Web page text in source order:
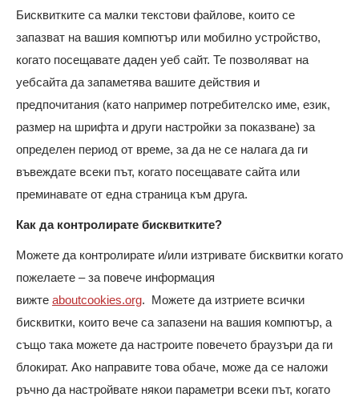
Бисквитките са малки текстови файлове, които се
запазват на вашия компютър или мобилно устройство,
когато посещавате даден уеб сайт. Те позволяват на
уебсайта да запаметява вашите действия и
предпочитания (като например потребителско име, език,
размер на шрифта и други настройки за показване) за
определен период от време, за да не се налага да ги
въвеждате всеки път, когато посещавате сайта или
преминавате от една страница към друга.
Как да контролирате бисквитките?
Можете да контролирате и/или изтривате бисквитки когато
пожелаете – за повече информация
вижте aboutcookies.org. Можете да изтриете всички
бисквитки, които вече са запазени на вашия компютър, а
също така можете да настроите повечето браузъри да ги
блокират. Ако направите това обаче, може да се наложи
ръчно да настройвате някои параметри всеки път, когато